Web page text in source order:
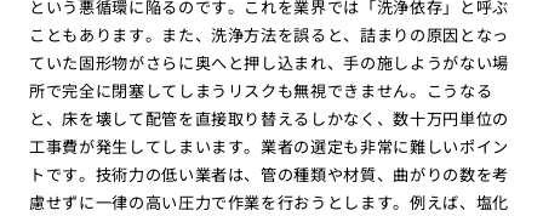
という悪循環に陥るのです。これを業界では「洗浄依存」と呼ぶ
こともあります。また、洗浄方法を誤ると、詰まりの原因となっ
ていた固形物がさらに奥へと押し込まれ、手の施しようがない場
所で完全に閉塞してしまうリスクも無視できません。こうなる
と、床を壊して配管を直接取り替えるしかなく、数十万円単位の
工事費が発生してしまいます。業者の選定も非常に難しいポイン
トです。技術力の低い業者は、管の種類や材質、曲がりの数を考
慮せずに一律の高い圧力で作業を行おうとします。例えば、塩化